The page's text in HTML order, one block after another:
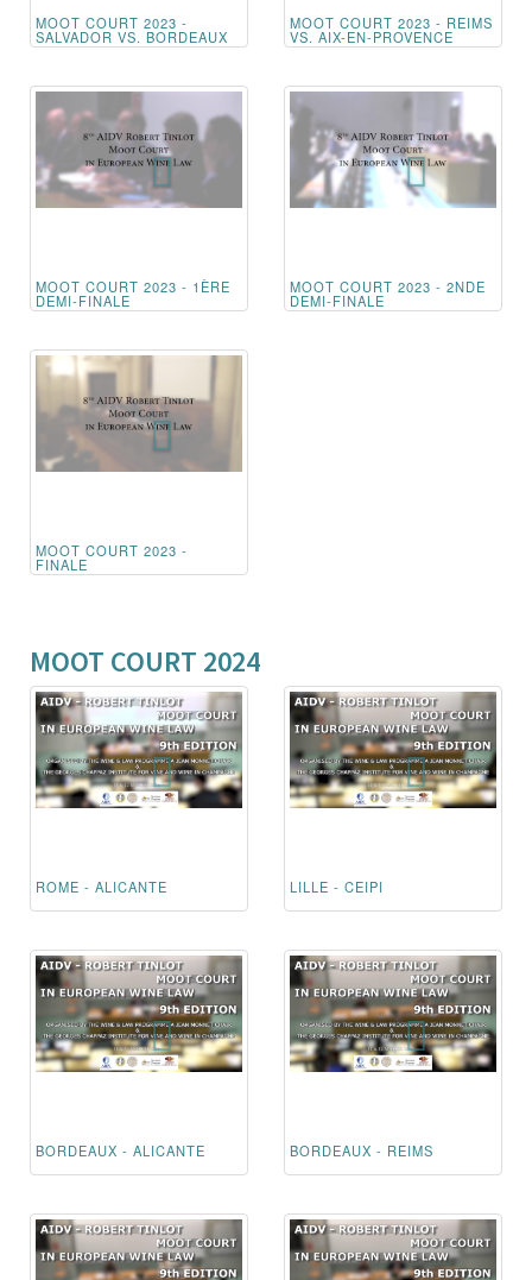
MOOT COURT 2023 -
SALVADOR VS. BORDEAUX
MOOT COURT 2023 - REIMS
VS. AIX-EN-PROVENCE
MOOT COURT 2023 - 1ÈRE
DEMI-FINALE
MOOT COURT 2023 - 2NDE
DEMI-FINALE
MOOT COURT 2023 -
FINALE
MOOT COURT 2024
ROME - ALICANTE LILLE - CEIPI
BORDEAUX - ALICANTE BORDEAUX - REIMS